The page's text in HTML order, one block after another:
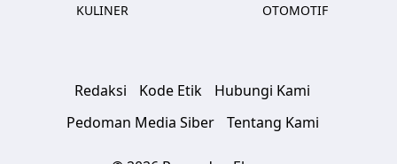
KULINER
OTOMOTIF
Redaksi Kode Etik
Hubungi Kami
Pedoman Media Siber
Tentang Kami